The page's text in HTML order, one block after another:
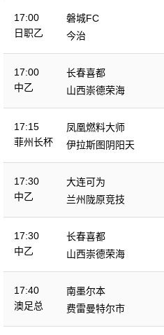
17:00
日职乙
磐城FC
今治
17:00
中乙
长春喜都
山西崇德荣海
17:15
菲州长杯
凤凰燃料大师
伊拉斯图阴阳天
17:30
中乙
大连可为
兰州陇原竞技
17:30
中乙
长春喜都
山西崇德荣海
17:40
澳足总
南墨尔本
费雷曼特尔市